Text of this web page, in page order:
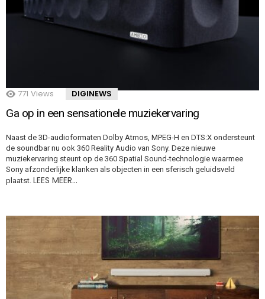
771 Views DIGINEWS
Ga op in een sensationele muziekervaring
Naast de 3D-audioformaten Dolby Atmos, MPEG-H en DTS:X ondersteunt
de soundbar nu ook 360 Reality Audio van Sony. Deze nieuwe
muziekervaring steunt op de 360 Spatial Sound-technologie waarmee
Sony afzonderlijke klanken als objecten in een sferisch geluidsveld
plaatst. LEES MEER…